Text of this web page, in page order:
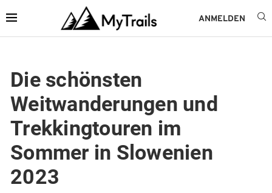
ANMELDEN
Die schönsten
Weitwanderungen und
Trekkingtouren im
Sommer in Slowenien
2023